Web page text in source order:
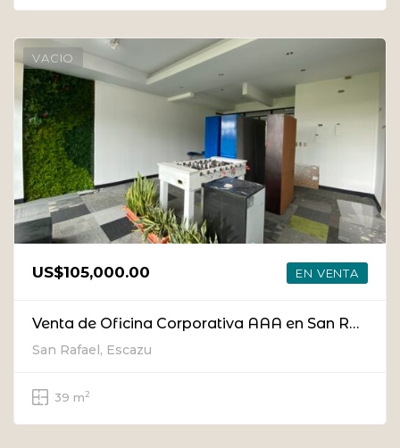
VACIO
US$105,000.00 EN VENTA
Venta de Oficina Corporativa AAA en San Rafael, Escazú [Ubicación Premium]
San Rafael, Escazu
39 m2